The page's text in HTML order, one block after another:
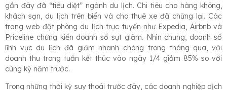
gần đây đã “tiêu diệt” ngành du lịch. Chi tiêu cho hàng không,
khách sạn, du lịch trên biển và cho thuê xe đã chững lại. Các
trang web đặt phòng du lịch trực tuyến như Expedia, Airbnb và
Priceline chứng kiến doanh số sụt giảm. Nhìn chung, doanh số
lĩnh vực du lịch đã giảm nhanh chóng trong tháng qua, với
doanh thu trong tuần kết thúc vào ngày 1/4 giảm 85% so với
cùng kỳ năm trước.
Trong những thời kỳ suy thoái trước đây, các doanh nghiệp dịch